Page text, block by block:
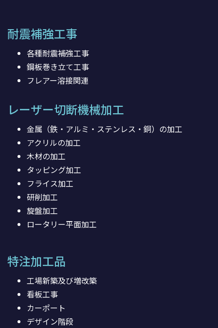
耐震補強工事
各種耐震補強工事
鋼板巻き立て工事
フレアー溶接関連
レーザー切断機械加工
金属（鉄・アルミ・ステンレス・銅）の加工
アクリルの加工
木材の加工
タッピング加工
フライス加工
研削加工
旋盤加工
ロータリー平面加工
特注加工品
工場新築及び増改築
看板工事
カーポート
デザイン階段